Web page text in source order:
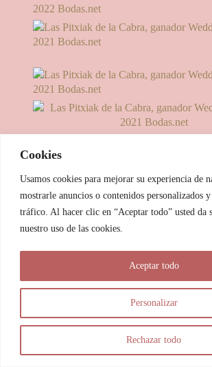
Cookies
Usamos cookies para mejorar su experiencia de
mostrarle anuncios o contenidos personalizados
tráfico. Al hacer clic en “Aceptar todo” usted da
nuestro uso de las cookies.
Personalizar
Rechazar todo
Aceptar todo
© 2025 Las Pitxiak de la
María Temprano Sanjurjo | C/ Río Aliste nº
del Vino - Zamora
atención: De 9.00 a 21.00 horas (vía